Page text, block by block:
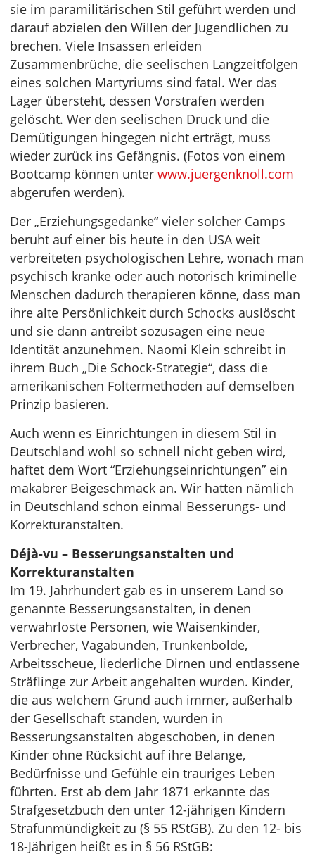
sie im paramilitärischen Stil geführt werden und
darauf abzielen den Willen der Jugendlichen zu
brechen. Viele Insassen erleiden
Zusammenbrüche, die seelischen Langzeitfolgen
eines solchen Martyriums sind fatal. Wer das
Lager übersteht, dessen Vorstrafen werden
gelöscht. Wer den seelischen Druck und die
Demütigungen hingegen nicht erträgt, muss
wieder zurück ins Gefängnis. (Fotos von einem
Bootcamp können unter www.juergenknoll.com
abgerufen werden).
Der „Erziehungsgedanke“ vieler solcher Camps
beruht auf einer bis heute in den USA weit
verbreiteten psychologischen Lehre, wonach man
psychisch kranke oder auch notorisch kriminelle
Menschen dadurch therapieren könne, dass man
ihre alte Persönlichkeit durch Schocks auslöscht
und sie dann antreibt sozusagen eine neue
Identität anzunehmen. Naomi Klein schreibt in
ihrem Buch „Die Schock-Strategie“, dass die
amerikanischen Foltermethoden auf demselben
Prinzip basieren.
Auch wenn es Einrichtungen in diesem Stil in
Deutschland wohl so schnell nicht geben wird,
haftet dem Wort “Erziehungseinrichtungen” ein
makabrer Beigeschmack an. Wir hatten nämlich
in Deutschland schon einmal Besserungs- und
Korrekturanstalten.
Déjà-vu – Besserungsanstalten und
Korrekturanstalten
Im 19. Jahrhundert gab es in unserem Land so
genannte Besserungsanstalten, in denen
verwahrloste Personen, wie Waisenkinder,
Verbrecher, Vagabunden, Trunkenbolde,
Arbeitsscheue, liederliche Dirnen und entlassene
Sträflinge zur Arbeit angehalten wurden. Kinder,
die aus welchem Grund auch immer, außerhalb
der Gesellschaft standen, wurden in
Besserungsanstalten abgeschoben, in denen
Kinder ohne Rücksicht auf ihre Belange,
Bedürfnisse und Gefühle ein trauriges Leben
führten. Erst ab dem Jahr 1871 erkannte das
Strafgesetzbuch den unter 12-jährigen Kindern
Strafunmündigkeit zu (§ 55 RStGB). Zu den 12- bis
18-Jährigen heißt es in § 56 RStGB: